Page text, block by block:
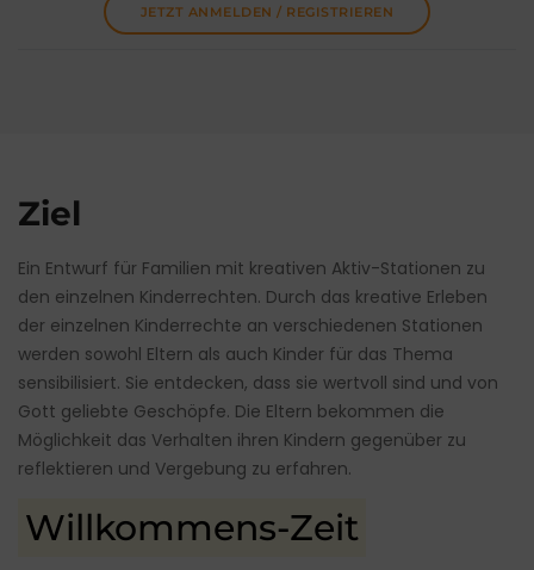
JETZT ANMELDEN / REGISTRIEREN
Ziel
Ein Entwurf für Familien mit kreativen Aktiv-Stationen zu
den einzelnen Kinderrechten. Durch das kreative Erleben
der einzelnen Kinderrechte an verschiedenen Stationen
werden sowohl Eltern als auch Kinder für das Thema
sensibilisiert. Sie entdecken, dass sie wertvoll sind und von
Gott geliebte Geschöpfe. Die Eltern bekommen die
Möglichkeit das Verhalten ihren Kindern gegenüber zu
reflektieren und Vergebung zu erfahren.
Willkommens-Zeit